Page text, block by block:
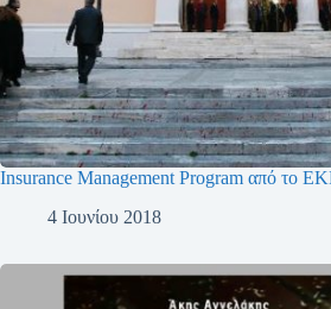
Insurance Management Program από το
4 Ιουνίου 2018